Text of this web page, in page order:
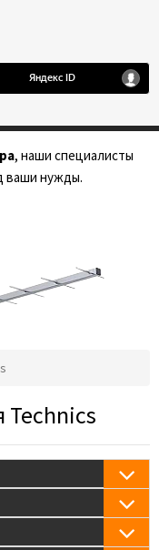
, наши специалисты
ваши нужды.
Technics